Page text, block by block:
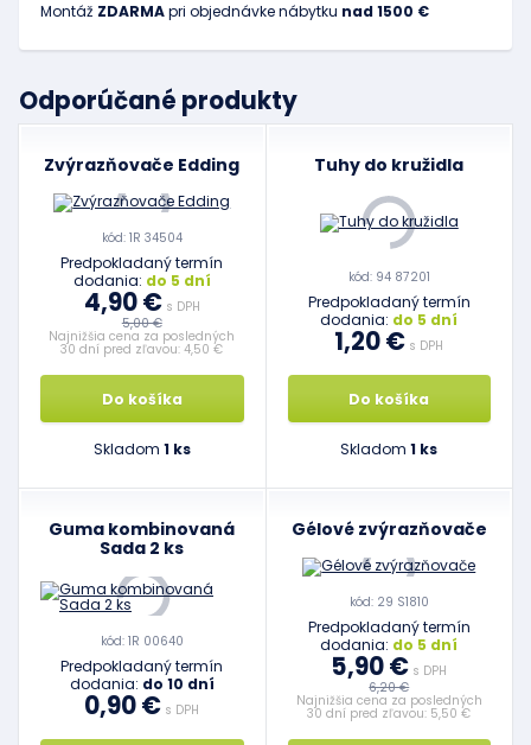
Montáž ZDARMApri objednávke nábytku nad 1500 €
Odporúčané produkty
Zvýrazňovače Edding
kód: 1R 34504
Predpokladaný termín
dodania: do 5 dní
4,90 €s DPH
5,00 €
Najnižšia cena za posledných
30 dní pred zľavou: 4,50 €
Do košíka
Skladom 1 ks
Tuhy do kružidla
kód: 94 87201
Predpokladaný termín
dodania: do 5 dní
1,20 € s DPH
Do košíka
Skladom 1 ks
Guma kombinovaná
Sada 2 ks
kód: 1R 00640
Predpokladaný termín
dodania: do 10 dní
0,90 € s DPH
Gélové zvýrazňovače
kód: 29 S1810
Predpokladaný termín
dodania: do 5 dní
5,90 € s DPH
6,20 €
Najnižšia cena za posledných
30 dní pred zľavou: 5,50 €